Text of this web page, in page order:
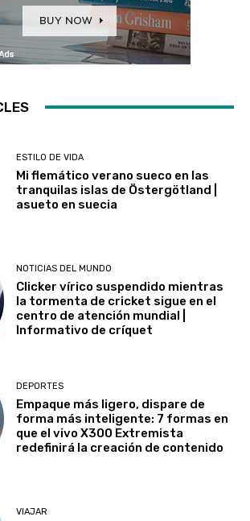
ESTILO DE VIDA
Mi flemático verano sueco en las
tranquilas islas de Östergötland |
asueto en suecia
NOTICIAS DEL MUNDO
Clicker vírico suspendido mientras
la tormenta de cricket sigue en el
centro de atención mundial |
Informativo de críquet
DEPORTES
Empaque más ligero, dispare de
forma más inteligente: 7 formas en
que el vivo X300 Extremista
redefinirá la creación de contenido
VIAJAR